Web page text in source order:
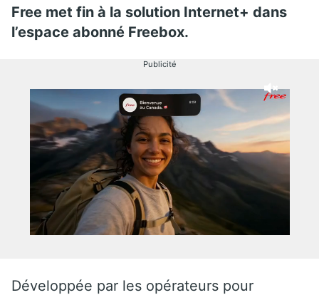
Free met fin à la solution Internet+ dans
l’espace abonné Freebox.
Publicité
Développée par les opérateurs pour